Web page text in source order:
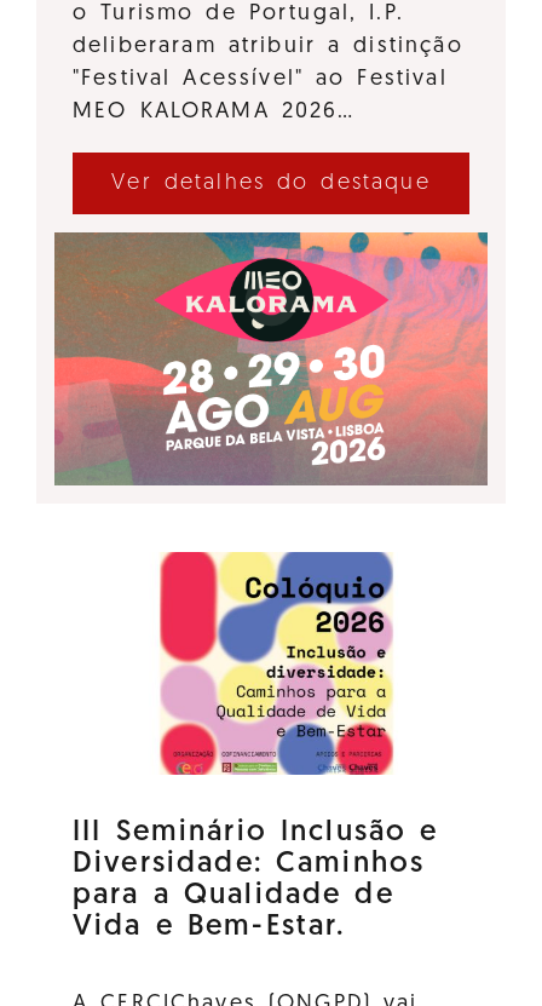
o Turismo de Portugal, I.P.
deliberaram atribuir a distinção
"Festival Acessível" ao Festival
MEO KALORAMA 2026…
Ver detalhes do destaque
III Seminário Inclusão e
Diversidade: Caminhos
para a Qualidade de
Vida e Bem-Estar.